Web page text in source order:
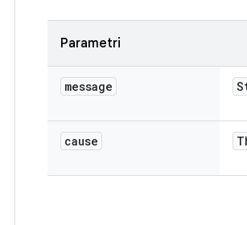
Parametri
message
cause